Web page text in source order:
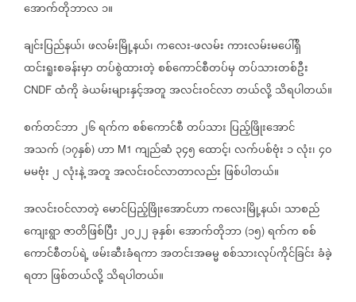
အောက်တိုဘာလ ၁။
ချင်းပြည်နယ်၊ဖလမ်းမြို့နယ်၊ကလေး-ဖလမ်းကားလမ်းမပေါ်ရှိ
ထင်းရူးစခန်းမှာတပ်စွဲထားတဲ့စစ်ကောင်စီတပ်မှတပ်သားတစ်ဦး
CNDF ထံကိုခဲယမ်းများနှင့်အတူအလင်းဝင်လာတယ်လို့သိရပါတယ်။
စက်တင်ဘာ၂၆ရက်ကစစ်ကောင်စီတပ်သား ပြည့်ဖြိုးအောင်
အသက် (၁၇နှစ်) ဟာ M1 ကျည်ဆံ ၃၄၅ထောင့်၊လက်ပစ်ဗုံး ၁လုံး၊၄၀
မမဗုံး၂လုံးနဲ့အတူအလင်းဝင်လာတာလည်း ဖြစ်ပါတယ်။
အလင်းဝင်လာတဲ့မောင်ပြည့်ဖြိုးအောင်ဟာကလေးမြို့နယ်၊ သာစည်
ကျေးရွာဇာတိဖြစ်ပြီး၂၀၂၂ခုနှစ်၊အောက်တိုဘာ (၁၅) ရက်ကစစ်
ကောင်စီတပ်ရဲ့ဖမ်းဆီးခံရကာအတင်းအဓမ္မစစ်သားလုပ်ကိုင်ခြင်းခံခဲ့
ရတာဖြစ်တယ်လို့သိရပါတယ်။